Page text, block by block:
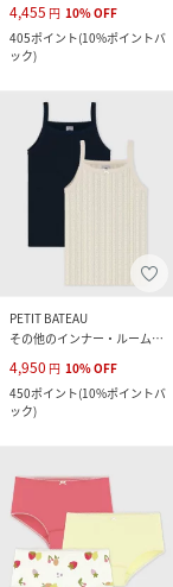
4,455 円 10%OFF
405ポイント(10%ポイントバ
ック)
PETIT BATEAU
その他のインナー・ルームウェア
4,950 円 10%OFF
450ポイント(10%ポイントバ
ック)